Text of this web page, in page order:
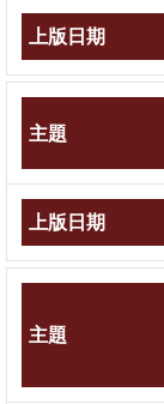
網
站
導
覽
English
心
輔
區
facebook